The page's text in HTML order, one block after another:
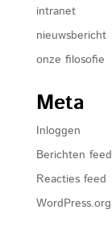
intranet
nieuwsbericht
onze filosofie
Meta
Inloggen
Berichten feed
Reacties feed
WordPress.org